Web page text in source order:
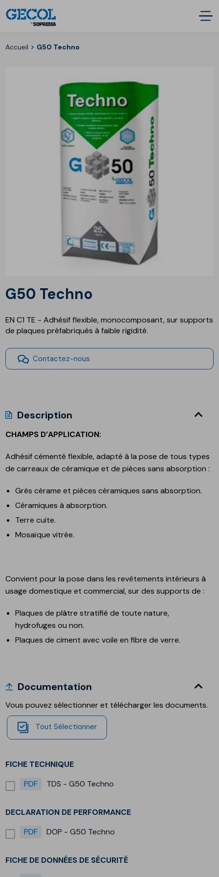
Accueil > G50 Techno
G50 Techno
EN C1 TE - Adhésif flexible, monocomposant, sur supports
de plaques préfabriqués à faible rigidité.
Contactez-nous
Description
CHAMPS D’APPLICATION:
Adhésif cémenté flexible, adapté à la pose de tous types
de carreaux de céramique et de pièces sans absorption :
Grès cérame et pièces céramiques sans absorption.
Céramiques à absorption.
Terre cuite.
Mosaïque vitrée.
Convient pour la pose dans les revêtements intérieurs à
usage domestique et commercial, sur des supports de :
Plaques de plâtre stratifié de toute nature,
hydrofuges ou non.
Plaques de ciment avec voile en fibre de verre.
Documentation
Vous pouvez sélectionner et télécharger les documents.
Tout Sélectionner
FICHE TECHNIQUE
PDF
TDS - G50 Techno
DECLARATION DE PERFORMANCE
PDF
DOP - G50 Techno
FICHE DE DONNÉES DE SÉCURITÉ